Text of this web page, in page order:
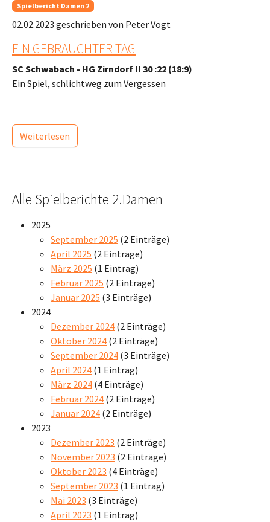
Spielbericht Damen 2
02.02.2023 geschrieben von Peter Vogt
EIN GEBRAUCHTER TAG
SC Schwabach - HG Zirndorf II 30 :22 (18:9)
Ein Spiel, schlichtweg zum Vergessen
Weiterlesen
Alle Spielberichte 2.Damen
2025
September 2025 (2 Einträge)
April 2025 (2 Einträge)
März 2025 (1 Eintrag)
Februar 2025 (2 Einträge)
Januar 2025 (3 Einträge)
2024
Dezember 2024 (2 Einträge)
Oktober 2024 (2 Einträge)
September 2024 (3 Einträge)
April 2024 (1 Eintrag)
März 2024 (4 Einträge)
Februar 2024 (2 Einträge)
Januar 2024 (2 Einträge)
2023
Dezember 2023 (2 Einträge)
November 2023 (2 Einträge)
Oktober 2023 (4 Einträge)
September 2023 (1 Eintrag)
Mai 2023 (3 Einträge)
April 2023 (1 Eintrag)